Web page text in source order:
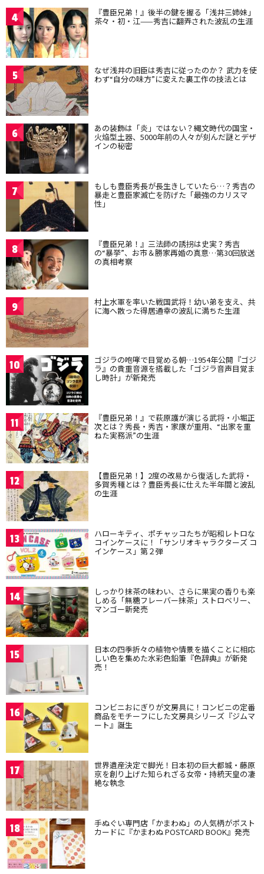
4 『豊臣兄弟！』後半の鍵を握る「浅井三姉妹」
茶々・初・江——秀吉に翻弄された波乱の生涯
5 なぜ浅井の旧臣は秀吉に従ったのか？ 武力を使
わず“自分の味方”に変えた裏工作の技法とは
6 あの装飾は「炎」ではない？縄文時代の国宝・
火焔型土器、5000年前の人々が刻んだ謎とデザ
インの秘密
7 もしも豊臣秀長が長生きしていたら…？秀吉の
暴走と豊臣家滅亡を防げた「最強のカリスマ
性」
8 『豊臣兄弟！』三法師の誘拐は史実？秀吉
の“暴挙”、お市＆勝家再婚の真意…第30回放送
の真相考察
9 村上水軍を率いた戦国武将！幼い弟を支え、共
に海へ散った得居通幸の波乱に満ちた生涯
10 ゴジラの咆哮で目覚める朝…1954年公開『ゴジ
ラ』の貴重音源を搭載した「ゴジラ音声目覚ま
し時計」が新発売
11 『豊臣兄弟！』で萩原護が演じる武将・小堀正
次とは？秀長・秀吉・家康が重用、“出家を重
ねた実務派”の生涯
12 【豊臣兄弟！】2度の改易から復活した武将・
多賀秀種とは？豊臣秀長に仕えた半年間と波乱
の生涯
13 ハローキティ、ポチャッコたちが昭和レトロな
コインケースに！「サンリオキャラクターズ コ
インケース」第２弾
14 しっかり抹茶の味わい、さらに果実の香りも楽
しめる「無糖フレーバー抹茶」ストロベリー、
マンゴー新発売
15 日本の四季折々の植物や情景を描くことに相応
しい色を集めた水彩色鉛筆『色辞典』が新発
売！
16 コンビニおにぎりが文房具に！コンビニの定番
商品をモチーフにした文房具シリーズ『ジムマ
ート』誕生
17 世界遺産決定で脚光！日本初の巨大都城・藤原
京を創り上げた知られざる女帝・持統天皇の凄
絶な執念
18 手ぬぐい専門店「かまわぬ」の人気柄がポスト
カードに『かまわぬ POSTCARD BOOK』発売